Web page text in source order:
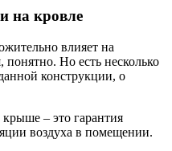
на кровле
влияет на
Но есть несколько
конструкции, о
– это гарантия
воздуха в помещении.